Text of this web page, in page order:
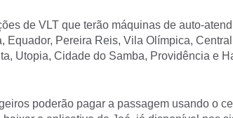
de VLT que terão máquinas de auto-
Equador, Pereira Reis, Vila Olímpica,
Utopia, Cidade do Samba, Providência e
poderão pagar a passagem usando o